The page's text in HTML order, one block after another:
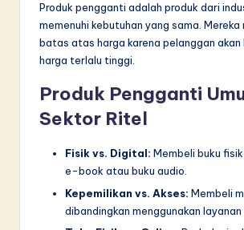
Produk pengganti adalah produk dari
memenuhi kebutuhan yang sama.
batas atas harga karena pelanggan akan
harga terlalu tinggi.
Produk Pengganti
Sektor Ritel
Fisik vs. Digital: Membeli buku
e-book atau buku audio.
Kepemilikan vs. Akses: Membeli
dibandingkan menggunakan layanan